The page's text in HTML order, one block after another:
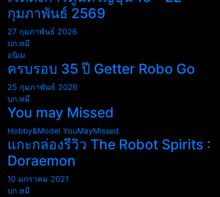
กุมภาพันธ์ 2569
27 กุมภาพันธ์ 2026
บก.หมี
อนิเม
ครบรอบ 35 ปี Getter Robo Go
25 กุมภาพันธ์ 2026
บก.หมี
You may Missed
Hobby&Model YouMayMissed
แกะกล่องรีวิว The Robot Spirits :
Doraemon
10 มกราคม 2021
บก.หมี